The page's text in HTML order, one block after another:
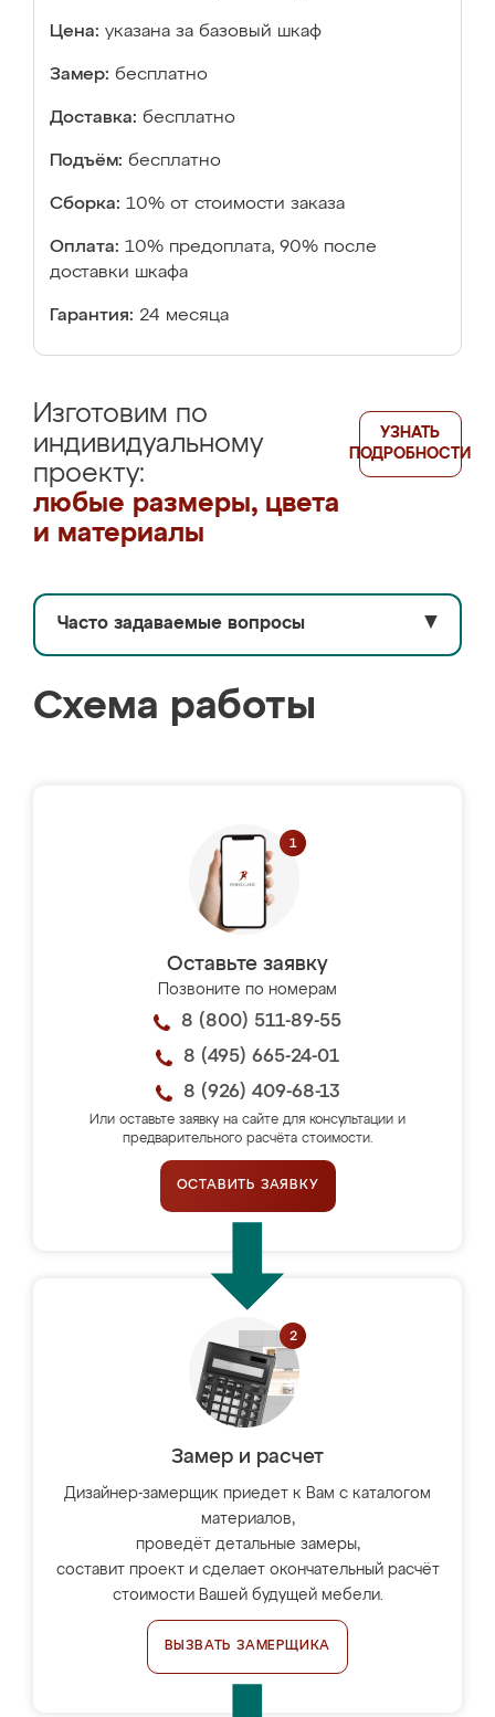
Цена: указана за базовый шкаф
Замер: бесплатно
Доставка: бесплатно
Подъём: бесплатно
Сборка: 10% от стоимости заказа
Оплата: 10% предоплата, 90% после
доставки шкафа
Гарантия: 24 месяца
Изготовим по
индивидуальному
проекту:
любые размеры, цвета
и материалы
УЗНАТЬ
ПОДРОБНОСТИ
Часто задаваемые вопросы ▼
Схема работы
Оставьте заявку
Позвоните по номерам
8 (800) 511-89-55
8 (495) 665-24-01
8 (926) 409-68-13
Или оставьте заявку на сайте для консультации и
предварительного расчёта стоимости.
ОСТАВИТЬ ЗАЯВКУ
Замер и расчет
Дизайнер-замерщик приедет к Вам с каталогом
материалов,
проведёт детальные замеры,
составит проект и сделает окончательный расчёт
стоимости Вашей будущей мебели.
ВЫЗВАТЬ ЗАМЕРЩИКА